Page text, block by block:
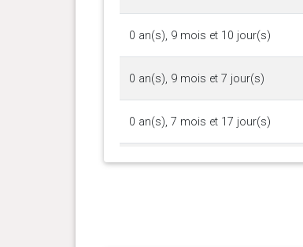
0 an(s), 9 mois et 10 jour(s)
0 an(s), 9 mois et 7 jour(s)
0 an(s), 7 mois et 17 jour(s)
0 an(s), 6 mois et 15 jour(s)